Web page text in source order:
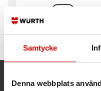
Samtycke
Denna webbplats
Varmförzinkad FZV (HDG)
Kund-